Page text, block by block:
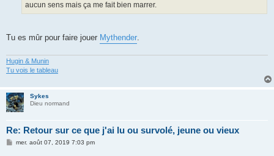
aucun sens mais ça me fait bien marrer.
Tu es mûr pour faire jouer Mythender.
Hugin & Munin
Tu vois le tableau
Sykes
Dieu normand
Re: Retour sur ce que j'ai lu ou survolé, jeune ou vieux
Mmer. août 07, 2019 7:03 pm